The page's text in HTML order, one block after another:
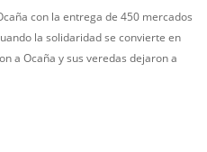
con la entrega de 450 mercados
la solidaridad se convierte en
a Ocaña y sus veredas dejaron a